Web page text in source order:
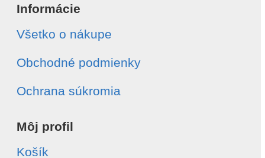
Informácie
Všetko o nákupe
Obchodné podmienky
Ochrana súkromia
Môj profil
Košík